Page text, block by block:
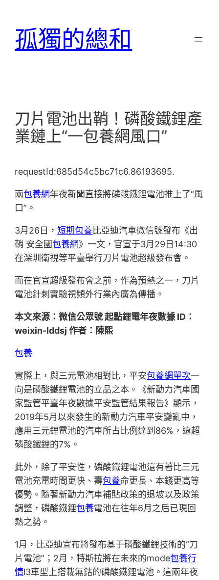
孤獨的總和
刀片電池出鞘！磷酸鐵鋰產
業鏈上“一包養網風口”
requestId:685d54c5bc71c6.86193695.
兩包養網年夜新聞直接將磷酸鐵鋰電池推上了“風
口”。
3月26日，短期包養比亞迪汽車微信號發布《出
鞘 安全國包養網》一文，官宣于3月29日14:30
在深圳衛視等平臺舉行刀片電池超級發布會。
而在官宣超級發布會之前，作為預熱之一，刀片
電池針刺實驗視頻外行業內廣為傳播。
本文來源：微信公眾號 起點鋰電年夜數據 ID：
weixin-lddsj 作者：陳熙
包養
實際上，與三元電池相對比，平安包養網單次一
向是磷酸鐵鋰電池的立品之本。《新動力汽車國
家監管平臺年夜數據平安監管結果報告》顯示，
2019年5月以來發生的新動力汽車平安變亂中，
應用三元鋰電池的汽車所占比例達到86%，遠超
磷酸鐵鋰的7%。
此外，除了平安性，磷酸鐵鋰電池還有著比三元
電池充電時間更快、壽包養命更長、本錢更高等
優勢。隨著新動力汽車補貼政策的退坡以及政策
調整，磷酸鐵鋰包養電池在往年6月之后已現回
熱之勢。
1月，比亞迪宣布將發布基于磷酸鐵鋰技術的“刀
片電池”；2月，特斯拉將在未來的mode包養行
情l3車型上搭載無鈷的磷酸鐵鋰電池。這兩年夜